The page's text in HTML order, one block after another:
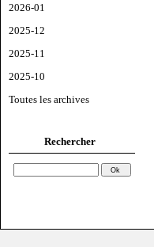
2026-01
2025-12
2025-11
2025-10
Toutes les archives
Rechercher